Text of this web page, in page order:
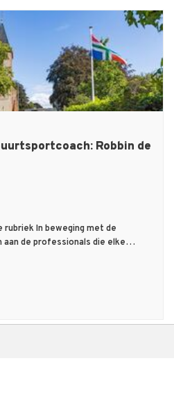
Robbin de
rubriek In beweging met de
aan de professionals die elke…